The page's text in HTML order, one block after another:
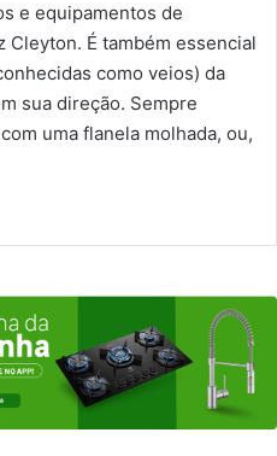
e equipamentos de
Cleyton. É também essencial
como veios) da
sua direção. Sempre
uma flanela molhada, ou,